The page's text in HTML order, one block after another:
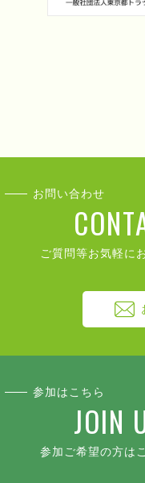
お問い合わせ
ご質問等お気軽に
参加はこちら
JOIN
参加ご希望の方は